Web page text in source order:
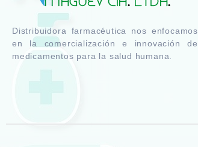
Distribuidora farmacéutica nos enfocamos
en la comercialización e innovación de
medicamentos para la salud humana.